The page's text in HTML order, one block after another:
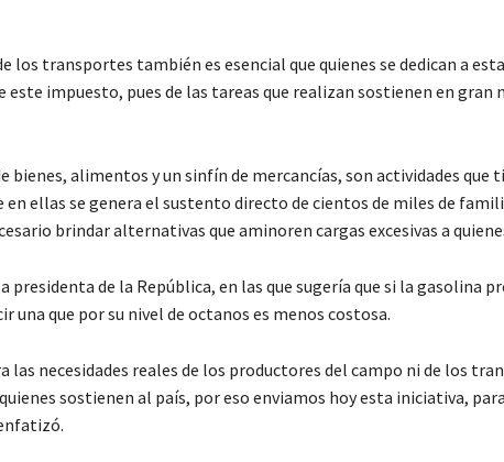
los transportes también es esencial que quienes se dedican a
impuesto, pues de las tareas que realizan sostienen en gran
bienes, alimentos y un sinfín de mercancías, son actividades que
en ellas se genera el sustento directo de cientos de miles de
brindar alternativas que aminoren cargas excesivas a
de la República, en las que sugería que si la gasolina
una que por su nivel de octanos es menos costosa.
las necesidades reales de los productores del campo ni de los
sostienen al país, por eso enviamos hoy esta iniciativa,